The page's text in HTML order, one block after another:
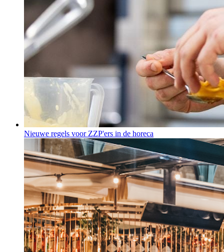
Nieuwe regels voor ZZP'ers in de horeca